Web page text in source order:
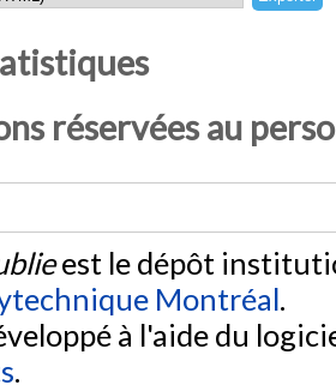
réservées au
est le dépôt
Montréal.
à l'aide du
.